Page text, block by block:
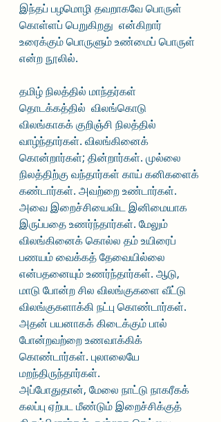
இந்தப் பழமொழி தவறாகவே பொருள்
கொள்ளப் பெறுகிறது  என்கிறார்
உரைக்கும் பொருளும் உண்மைப் பொருள்
என்ற நூலில்.
தமிழ் நிலத்தில் மாந்தர்கள்
தொடக்கத்தில்  விலங்கொடு
விலங்காகக் குறிஞ்சி நிலத்தில்
வாழ்ந்தார்கள். விலங்கினைக்
கொன்றார்கள்; தின்றார்கள். முல்லை
நிலத்திற்கு வந்தார்கள் காய் கனிகளைக்
கண்டார்கள். அவற்றை உண்டார்கள்.
அவை இறைச்சியைவிட இனிமையாக
இருப்பதை உணர்ந்தார்கள். மேலும்
விலங்கினைக் கொல்ல தம் உயிரைப்
பணயம் வைக்கத் தேவையில்லை
என்பதனையும் உணர்ந்தார்கள். ஆடு,
மாடு போன்ற சில விலங்குகளை வீட்டு
விலங்குகளாக்கி நட்பு கொண்டார்கள்.
அதன் பயனாகக் கிடைக்கும் பால்
போன்றவற்றை உணவாக்கிக்
கொண்டார்கள். புலாலையே
மறந்திருந்தார்கள்.
அப்போதுதான், மேலை நாட்டு நாகரீகக்
கலப்பு ஏற்பட மீண்டும் இறைச்சிக்குத்